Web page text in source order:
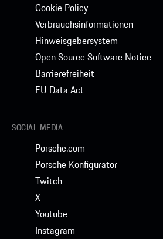
Cookie Policy
Verbrauchsinformationen
Hinweisgebersystem
Open Source Software Notice
Barrierefreiheit
EU Data Act
SOCIAL MEDIA
Porsche.com
Porsche Konfigurator
Twitch
X
Youtube
Instagram